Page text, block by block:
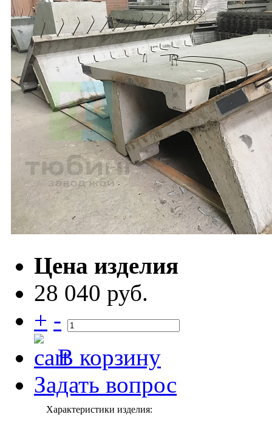
Цена изделия
28 040 руб.
+ -
В корзину
Задать вопрос
Характеристики изделия: